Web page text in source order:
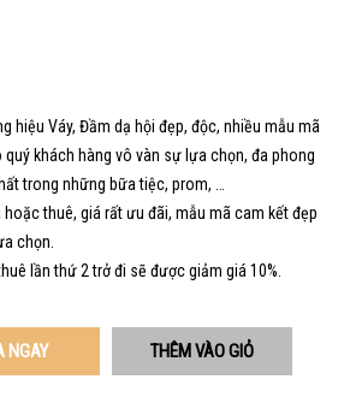
hiệu Váy, Đầm dạ hội đẹp, độc, nhiều mẫu mã
khách hàng vô vàn sự lựa chọn, đa phong
trong những bữa tiệc, prom, …
thuê, giá rất ưu đãi, mẫu mã cam kết đẹp
chọn.
lần thứ 2 trở đi sẽ được giảm giá 10%.
NGAY